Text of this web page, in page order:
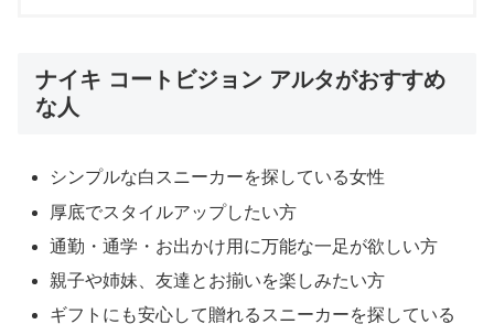
ナイキ コートビジョン アルタがおすすめ
な人
シンプルな白スニーカーを探している女性
厚底でスタイルアップしたい方
通勤・通学・お出かけ用に万能な一足が欲しい方
親子や姉妹、友達とお揃いを楽しみたい方
ギフトにも安心して贈れるスニーカーを探している